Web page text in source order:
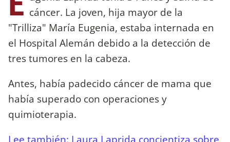
cáncer. La joven, hija mayor de la
"Trilliza" María Eugenia, estaba internada en
el Hospital Alemán debido a la detección de
tres tumores en la cabeza.
Antes, había padecido cáncer de mama que
había superado con operaciones y
quimioterapia.
Lee también: Laura Laprida concientiza sobre